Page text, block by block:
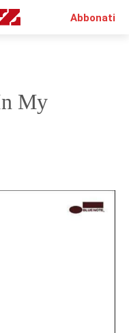
Abbonati
My